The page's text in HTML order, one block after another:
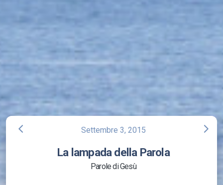
arrow_back_ios Settembre 3, 2015 arrow_forward_ios
La lampada della Parola
Parole di Gesù